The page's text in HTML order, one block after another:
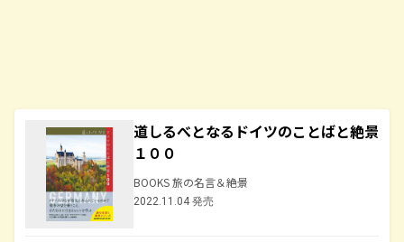
道しるべとなるドイツのことばと絶景
１００
BOOKS 旅の名言＆絶景
2022.11.04 発売